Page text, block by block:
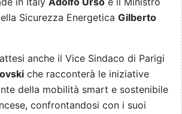
Sicurezza Energetica Gilberto
anche il Vice Sindaco di Parigi
che racconterà le iniziative
della mobilità smart e sostenibile
confrontandosi con i suoi